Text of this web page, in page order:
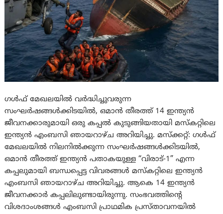
ഗൾഫ് മേഖലയിൽ വർദ്ധിച്ചുവരുന്ന
സംഘർഷങ്ങൾക്കിടയിൽ, ഒമാൻ തീരത്ത് 14 ഇന്ത്യൻ
ജീവനക്കാരുമായി ഒരു കപ്പൽ കുടുങ്ങിയതായി മസ്‌കറ്റിലെ
ഇന്ത്യൻ എംബസി ഞായറാഴ്ച അറിയിച്ചു. മസ്ക്കറ്റ്: ഗൾഫ്
മേഖലയിൽ നിലനിൽക്കുന്ന സംഘർഷങ്ങൾക്കിടയിൽ,
ഒമാൻ തീരത്ത് ഇന്ത്യൻ പതാകയുള്ള “വിരാട്-1” എന്ന
കപ്പലുമായി ബന്ധപ്പെട്ട വിവരങ്ങള്‍ മസ്കറ്റിലെ ഇന്ത്യൻ
എംബസി ഞായറാഴ്ച അറിയിച്ചു. ആകെ 14 ഇന്ത്യൻ
ജീവനക്കാർ കപ്പലിലുണ്ടായിരുന്നു. സംഭവത്തിന്റെ
വിശദാംശങ്ങൾ എംബസി പ്രാഥമിക പ്രസ്താവനയിൽ